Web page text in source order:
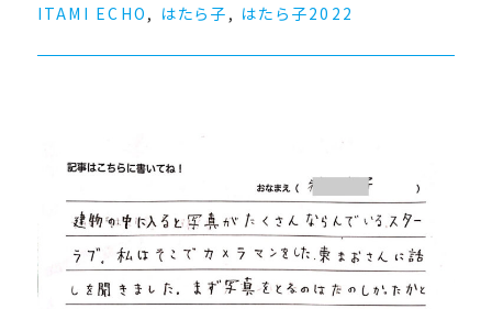
ITAMI ECHO , はたら子 , はたら子2022